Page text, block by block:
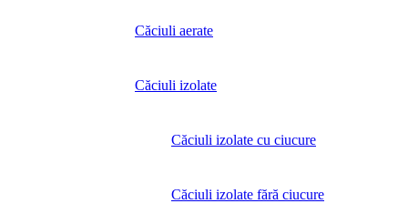
Căciuli aerate
Căciuli izolate
Căciuli izolate cu ciucure
Căciuli izolate fără ciucure